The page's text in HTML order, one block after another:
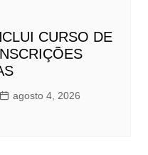
CURSO DE
agosto 4, 2026